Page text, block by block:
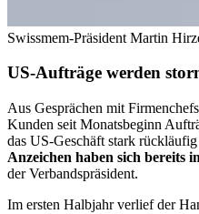
Swissmem-Präsident Martin
US-Aufträge werden
Aus Gesprächen mit
Kunden seit Monatsbeginn
das US-Geschäft stark
Anzeichen haben sich bereits
der Verbandspräsident.
Im ersten Halbjahr verlief der